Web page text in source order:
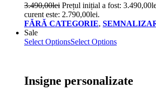
3.490,00lei Prețul inițial a fost:
curent este: 2.790,00lei.
FĂRĂ CATEGORIE,
Sale
Select OptionsSelect Options
Insigne personalizate